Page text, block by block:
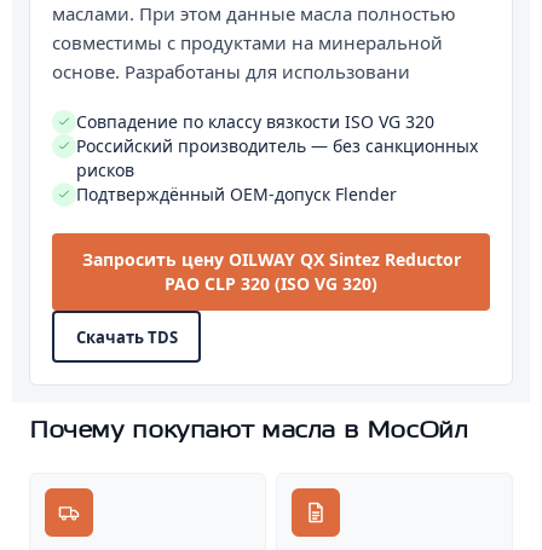
маслами. При этом данные масла полностью
совместимы с продуктами на минеральной
основе. Разработаны для использовани
Совпадение по классу вязкости ISO VG 320
Российский производитель — без санкционных
рисков
Подтверждённый OEM-допуск Flender
Запросить цену OILWAY QX Sintez Reductor
PAO CLP 320 (ISO VG 320)
Скачать TDS
Почему покупают масла в МосОйл